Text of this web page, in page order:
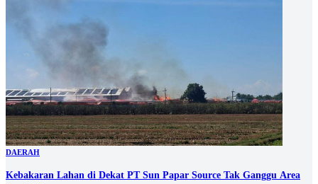
DAERAH
Kebakaran Lahan di Dekat PT Sun Papar Source Tak Ganggu Area